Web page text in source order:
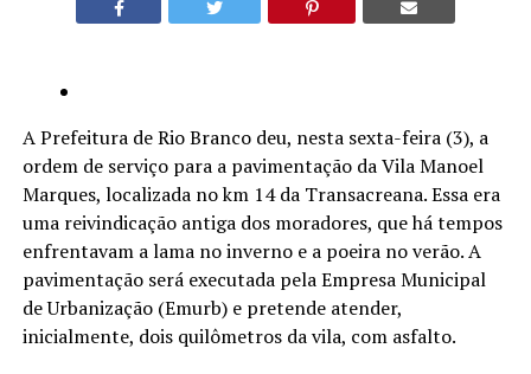
A Prefeitura de Rio Branco deu, nesta sexta-feira (3), a
ordem de serviço para a pavimentação da Vila Manoel
Marques, localizada no km 14 da Transacreana. Essa era
uma reivindicação antiga dos moradores, que há tempos
enfrentavam a lama no inverno e a poeira no verão. A
pavimentação será executada pela Empresa Municipal
de Urbanização (Emurb) e pretende atender,
inicialmente, dois quilômetros da vila, com asfalto.